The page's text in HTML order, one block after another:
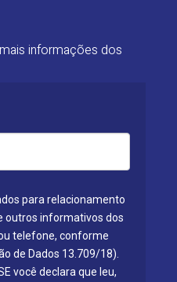
informações dos
para relacionamento
outros informativos dos
telefone, conforme
de Dados 13.709/18).
você declara que leu,